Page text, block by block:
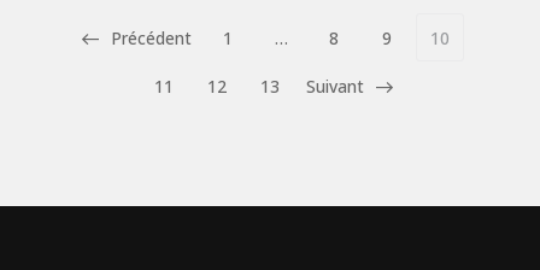
Précédent 1 … 8 9 10
11 12 13 Suivant